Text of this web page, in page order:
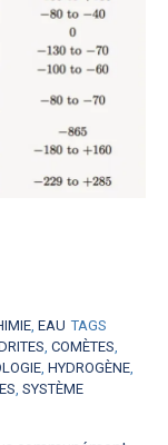
, EAU TAGS
, COMÈTES,
, HYDROGÈNE,
, SYSTÈME